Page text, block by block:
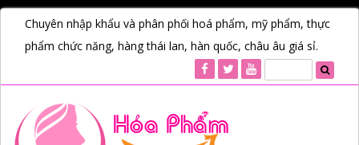
Chuyên nhập khẩu và phân phối hoá phẩm, mỹ phẩm, thực
phẩm chức năng, hàng thái lan, hàn quốc, châu âu giá sỉ.